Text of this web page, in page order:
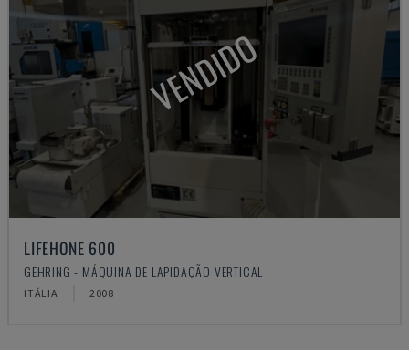
VENDIDO
LIFEHONE 600
GEHRING - MÁQUINA DE LAPIDAÇÃO VERTICAL
ITÁLIA 2008